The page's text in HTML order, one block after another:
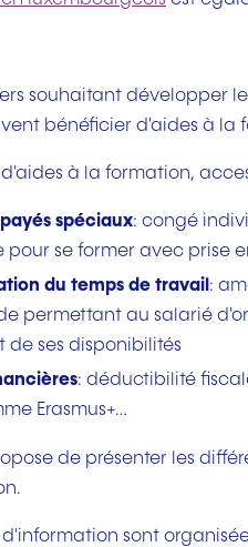
souhaitant développer
bénéficier d'aides à la
d'aides à la formation,
spéciaux: congé
pour se former avec prise
du temps de travail :
permettant au salarié
de ses disponibilités
: déductibilité
Erasmus+…
de présenter les
d'information sont